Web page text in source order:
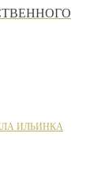
ИЛЬИНКА